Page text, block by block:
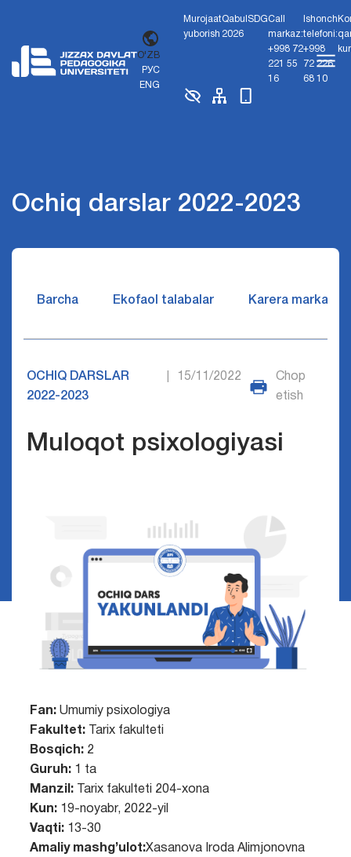
O'ZB
РУС
ENG
Murojaat
yuborish
Qabul
2026
SDGCall
markaz:
+998 72
221 55
16
Ishonch
telefoni:
+998
72 226
68 10
Ochiq darslar 2022-2023
Barcha Ekofaol talabalar Karera markazi
OCHIQ DARSLAR
2022-2023
15/11/2022
Chop
etish
Muloqot psixologiyasi
Fan: Umumiy psixologiya
Fakultet:
Tarix fakulteti
Bosqich: 2
Guruh: 1 ta
Manzil:
Tarix fakulteti 204-xona
Kun: 19-noyabr, 2022-yil
Vaqti: 13-30
Amaliy mashg’ulot:Xasanova Iroda Alimjonovna